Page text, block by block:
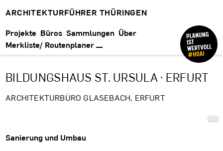
ARCHITEKTURFÜHRER THÜRINGEN
Projekte Büros Sammlungen Über
Merkliste/ Routenplaner
BILDUNGSHAUS ST. URSULA · ERFURT
ARCHITEKTURBÜRO GLASEBACH, ERFURT
Sanierung und Umbau